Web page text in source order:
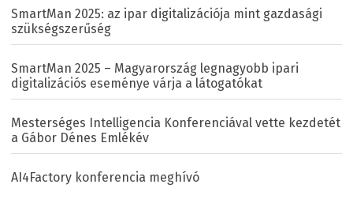
SmartMan 2025: az ipar digitalizációja mint gazdasági
szükségszerűség
SmartMan 2025 – Magyarország legnagyobb ipari
digitalizációs eseménye várja a látogatókat
Mesterséges Intelligencia Konferenciával vette kezdetét
a Gábor Dénes Emlékév
AI4Factory konferencia meghívó